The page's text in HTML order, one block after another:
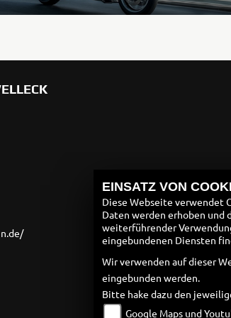
EINSATZ VON
Diese Webseite verwendet
Daten werden erhoben und
weiterführender
eingebundenen Diensten
Wir verwenden auf dieser
eingebunden werden.
Bitte hake dazu den
Google Maps und